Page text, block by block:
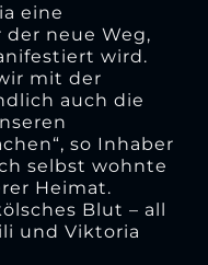
eine
der neue Weg,
wird.
mit der
auch die
so Inhaber
selbst wohnte
Heimat.
Blut – all
und Viktoria